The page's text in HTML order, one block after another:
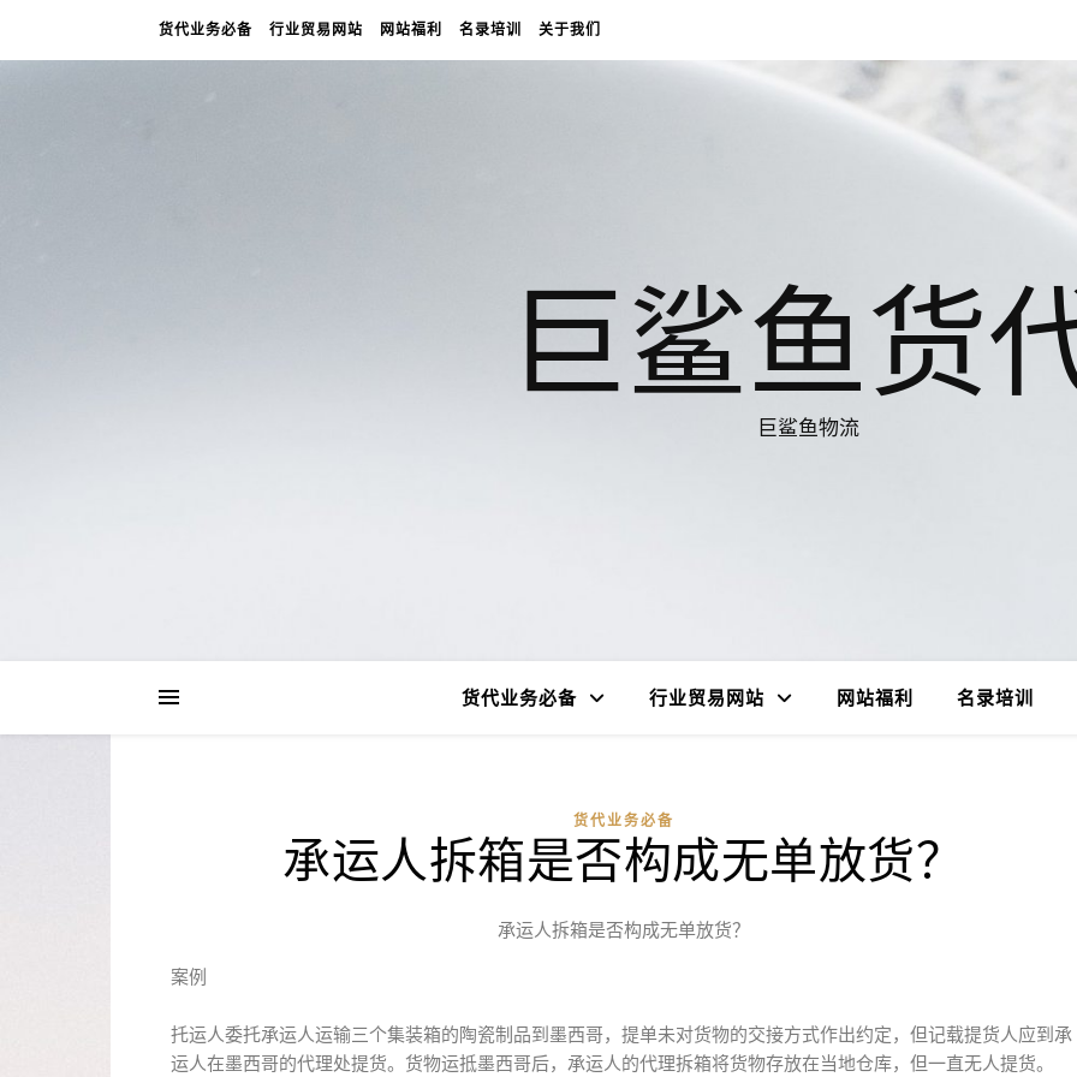
货代业务必备 行业贸易网站 网站福利 名录培训 关于我们
巨鲨鱼货
巨鲨鱼物流
货代业务必备 行业贸易网站 网站福利 名录培训
货代业务必备
承运人拆箱是否构成无单放货？
承运人拆箱是否构成无单放货？
案例
托运人委托承运人运输三个集装箱的陶瓷制品到墨西哥，提单未对货物的交接方式作出约定，但记载提货人应到承
运人在墨西哥的代理处提货。货物运抵墨西哥后，承运人的代理拆箱将货物存放在当地仓库，但一直无人提货。